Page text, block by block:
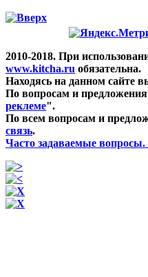
2010-2018. При
www.kitcha.ru обязательна.
Находясь на данном сайте
По вопросам и
реклеме".
По всем вопросам и
связь.
Часто задаваемые вопросы.